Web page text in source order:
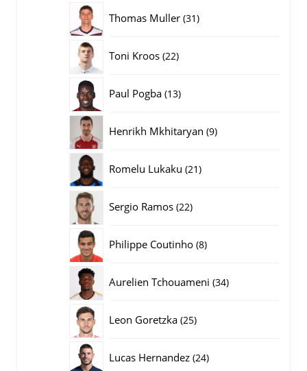
Thomas Muller 3131
Toni Kroos 2222
Paul Pogba 1313
Henrikh Mkhitaryan 99
Romelu Lukaku 2121
Sergio Ramos 2222
Philippe Coutinho 88
Aurelien Tchouameni 3434
Leon Goretzka 2525
Lucas Hernandez 2424